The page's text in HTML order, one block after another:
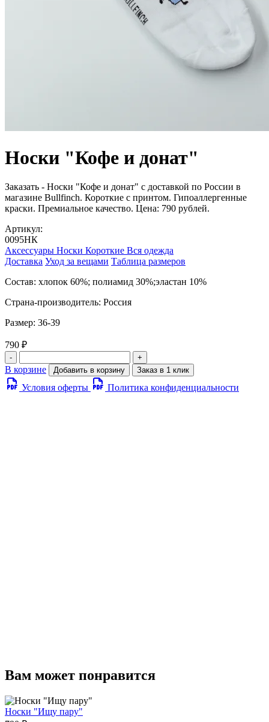
Носки "Кофе и донат"
Заказать - Носки "Кофе и донат" с доставкой по России в
магазине Bullfinch. Короткие с принтом. Гипоаллергенные
краски. Премиальное качество. Цена: 790 рублей.
Артикул:
0095НК
Аксессуары Носки Короткие Вся одежда
Доставка Уход за вещами Таблица размеров
Состав: хлопок 60%; полиамид 30%;эластан 10%
Страна-производитель: Россия
Размер: 36-39
790 ₽
- +
В корзине Добавить в корзину Заказ в 1 клик
Условия оферты Политика конфиденциальности
Вам может понравится
Носки "Ищу пару"